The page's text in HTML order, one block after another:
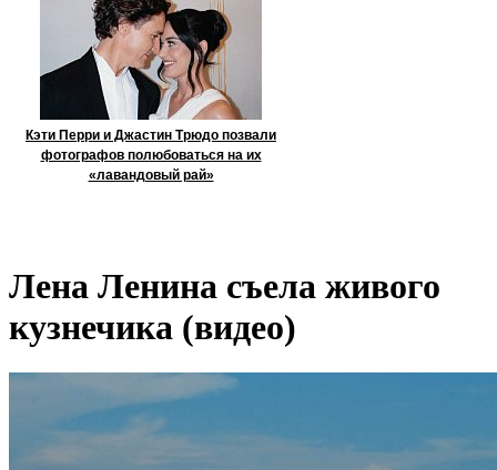
Кэти Перри и Джастин Трюдо позвали
фотографов полюбоваться на их
«лавандовый рай»
Лена Ленина съела живого
кузнечика (видео)